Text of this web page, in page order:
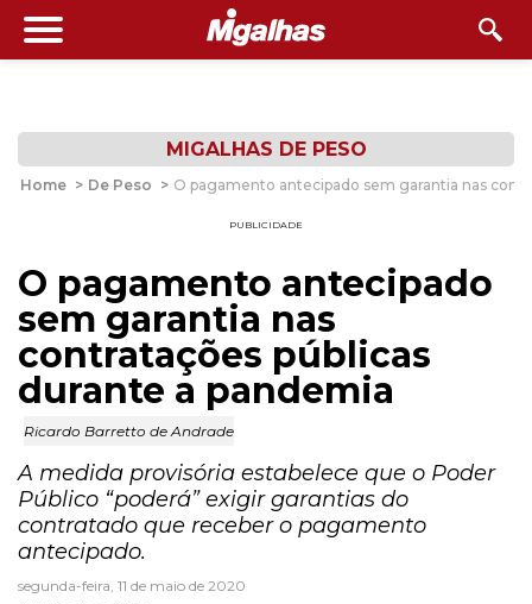
MIGALHAS DE PESO
Home > De Peso > O pagamento antecipado sem garantia nas
PUBLICIDADE
O pagamento antecipado
sem garantia nas
contratações públicas
durante a pandemia
Ricardo Barretto de Andrade
A medida provisória estabelece que o Poder
Público “poderá” exigir garantias do
contratado que receber o pagamento
antecipado.
segunda-feira, 11 de maio de 2020